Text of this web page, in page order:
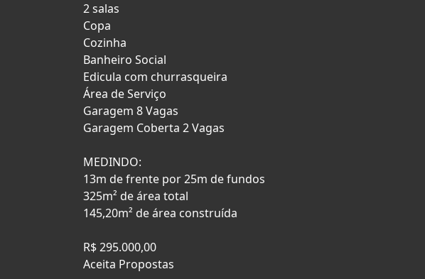
2 salas
Copa
Cozinha
Banheiro Social
Edicula com churrasqueira
Área de Serviço
Garagem 8 Vagas
Garagem Coberta 2 Vagas
MEDINDO:
13m de frente por 25m de fundos
325m² de área total
145,20m² de área construída
R$ 295.000,00
Aceita Propostas